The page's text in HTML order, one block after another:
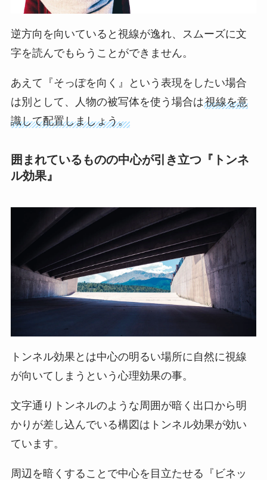
逆方向を向いていると視線が逸れ、スムーズに文
字を読んでもらうことができません。
あえて『そっぽを向く』という表現をしたい場合
は別として、人物の被写体を使う場合は視線を意
識して配置しましょう。
囲まれているものの中心が引き立つ『トンネ
ル効果』
トンネル効果とは中心の明るい場所に自然に視線
が向いてしまうという心理効果の事。
文字通りトンネルのような周囲が暗く出口から明
かりが差し込んでいる構図はトンネル効果が効い
ています。
周辺を暗くすることで中心を目立たせる『ビネッ